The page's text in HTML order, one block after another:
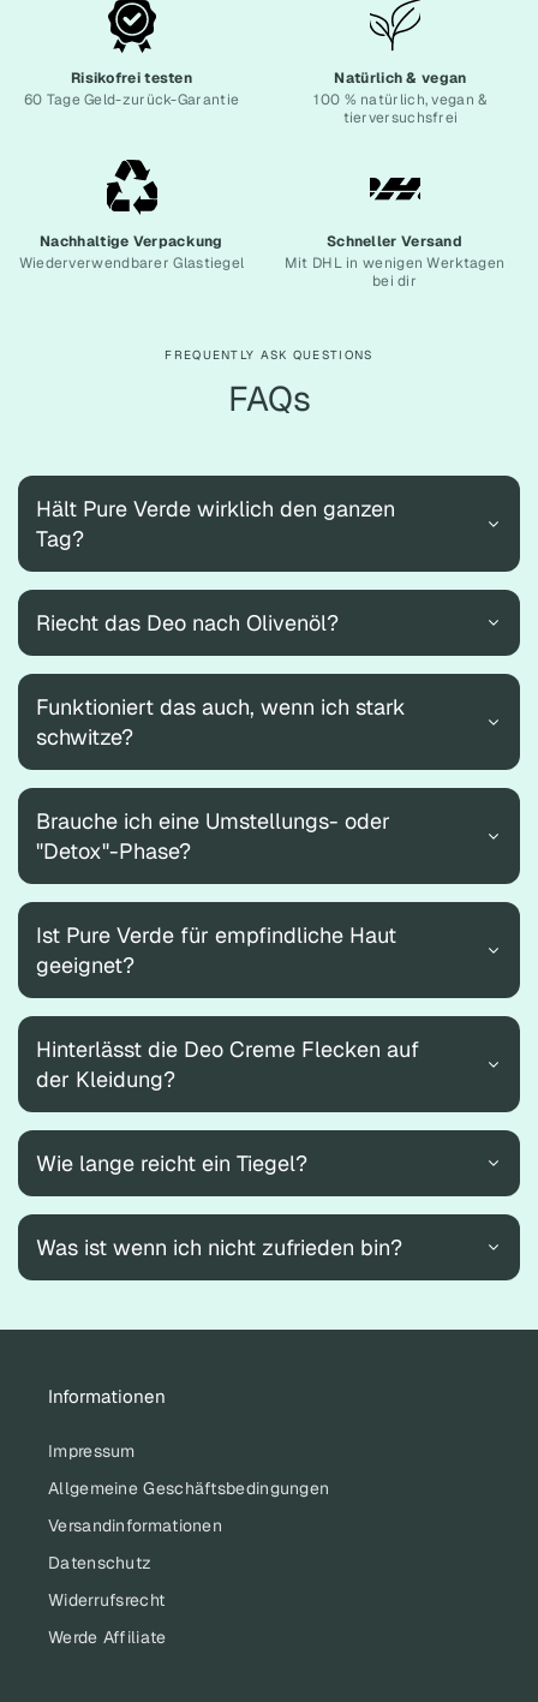
Risikofrei testen
60 Tage Geld-zurück-Garantie
Natürlich & vegan
100 % natürlich, vegan &
tierversuchsfrei
Nachhaltige Verpackung
Wiederverwendbarer Glastiegel
Schneller Versand
Mit DHL in wenigen Werktagen
bei dir
FREQUENTLY ASK QUESTIONS
FAQs
Hält Pure Verde wirklich den ganzen
Tag?
Riecht das Deo nach Olivenöl?
Funktioniert das auch, wenn ich stark
schwitze?
Brauche ich eine Umstellungs- oder
"Detox"-Phase?
Ist Pure Verde für empfindliche Haut
geeignet?
Hinterlässt die Deo Creme Flecken auf
der Kleidung?
Wie lange reicht ein Tiegel?
Was ist wenn ich nicht zufrieden bin?
Informationen
Impressum
Allgemeine Geschäftsbedingungen
Versandinformationen
Datenschutz
Widerrufsrecht
Werde Affiliate